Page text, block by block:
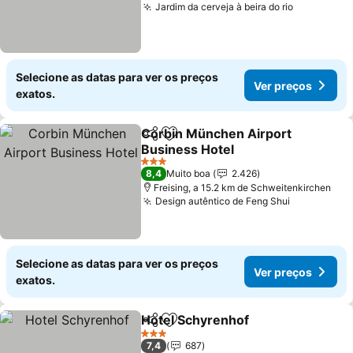
Jardim da cerveja à beira do rio
Selecione as datas para ver os preços
exatos.
Ver preços
PartilharAdicionar aos favoritos
Corbin München Airport
Business Hotel
3 Estrelas
8,4 Muito boa
2.426
Freising, a 15.2 km de Schweitenkirchen
Design autêntico de Feng Shui
Selecione as datas para ver os preços
exatos.
Ver preços
PartilharAdicionar aos favoritos
Hotel Schyrenhof
3 Estrelas
7,4
687